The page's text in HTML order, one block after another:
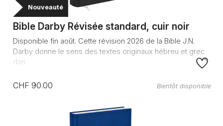
Nouveauté
Bible Darby Révisée standard, cuir noir
Disponible fin août. Cette révision 2026 de la Bible J.N.
Darby donne le sens des textes originaux hébreu et grec
dan...
CHF 90.00 Bientôt disponible